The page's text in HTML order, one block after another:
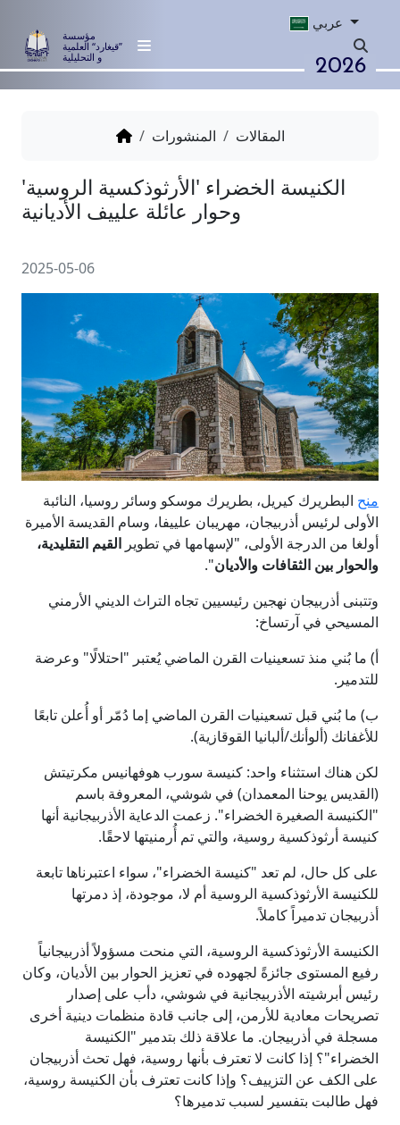
مؤسسة
”قيغارد“ العلمية
و التحليلية
عربي
2026
المنشورات المقالات
الخضراء 'الأرثوذكسية الروسية'
وحوار عائلة علييف الأديانية
2025-05-06
منح البطريرك كيريل، بطريرك موسكو وسائر روسيا، النائبة
الأولى لرئيس أذربيجان، مهريبان علييفا، وسام القديسة الأميرة
أولغا من الدرجة الأولى، "لإسهامها في تطوير القيم التقليدية،
والحوار بين الثقافات والأديان".
وتتبنى أذربيجان نهجين رئيسيين تجاه التراث الديني الأرمني
المسيحي في آرتساخ:
أ) ما بُني منذ تسعينيات القرن الماضي يُعتبر "احتلالًا" وعرضة
للتدمير.
ب) ما بُني قبل تسعينيات القرن الماضي إما دُمّر أو أُعلن تابعًا
للأغفانك (ألوأنك/ألبانيا القوقازية).
لكن هناك استثناء واحد: كنيسة سورب هوفهانيس مكرتيتش
(القديس يوحنا المعمدان) في شوشي، المعروفة باسم
"الكنيسة الصغيرة الخضراء". زعمت الدعاية الأذربيجانية أنها
كنيسة أرثوذكسية روسية، والتي تم أُرمنيتها لاحقًا.
على كل حال، لم تعد "كنيسة الخضراء"، سواء اعتبرناها تابعة
للكنيسة الأرثوذكسية الروسية أم لا، موجودة، إذ دمرتها
أذربيجان تدميراً كاملاً.
الكنيسة الأرثوذكسية الروسية، التي منحت مسؤولاً أذربيجانياً
رفيع المستوى جائزةً لجهوده في تعزيز الحوار بين الأديان، وكان
رئيس أبرشيته الأذربيجانية في شوشي، دأب على إصدار
تصريحات معادية للأرمن، إلى جانب قادة منظمات دينية أخرى
مسجلة في أذربيجان. ما علاقة ذلك بتدمير "الكنيسة
الخضراء"؟ إذا كانت لا تعترف بأنها روسية، فهل تحث أذربيجان
على الكف عن التزييف؟ وإذا كانت تعترف بأن الكنيسة روسية،
فهل طالبت بتفسير لسبب تدميرها؟